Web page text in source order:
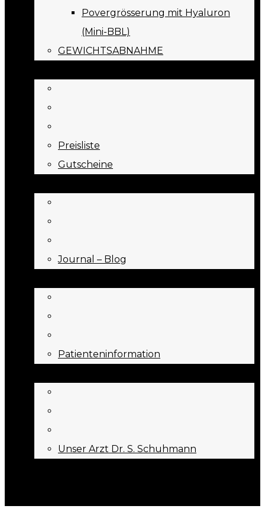
Povergrösserung mit Hyaluron
(Mini-BBL)
GEWICHTSABNAHME
Preisliste
Gutscheine
Journal – Blog
Patienteninformation
Unser Arzt Dr. S. Schuhmann